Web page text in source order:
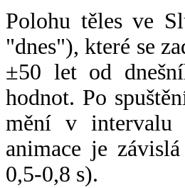
Polohu těles ve
"dnes"), které se
±50 let od
hodnot. Po
mění v intervalu
animace je
0,5-0,8 s).